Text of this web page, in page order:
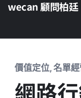
wecan 顧問柏廷
價值定位,名單
網路